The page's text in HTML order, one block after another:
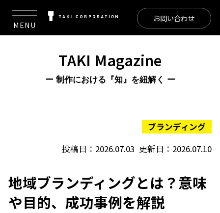
MENU
お問い合わせ
TAKI Magazine
ー 制作における『知』を紐解く ー
ブランディング
投稿日：2026.07.03 更新日：2026.07.10
地域ブランディングとは？意味
や目的、成功事例を解説